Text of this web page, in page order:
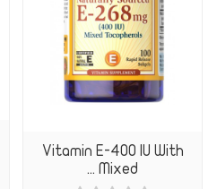
اضف تعليق
Vitamin E-400 IU With
Mixed ...